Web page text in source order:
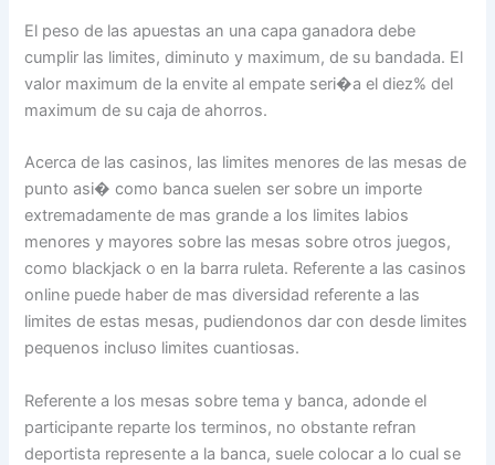
El peso de las apuestas an una capa ganadora debe
cumplir las limites, diminuto y maximum, de su bandada. El
valor maximum de la envite al empate seri�a el diez% del
maximum de su caja de ahorros.
Acerca de las casinos, las limites menores de las mesas de
punto asi� como banca suelen ser sobre un importe
extremadamente de mas grande a los limites labios
menores y mayores sobre las mesas sobre otros juegos,
como blackjack o en la barra ruleta. Referente a las casinos
online puede haber de mas diversidad referente a las
limites de estas mesas, pudiendonos dar con desde limites
pequenos incluso limites cuantiosas.
Referente a los mesas sobre tema y banca, adonde el
participante reparte los terminos, no obstante refran
deportista represente a la banca, suele colocar a lo cual se